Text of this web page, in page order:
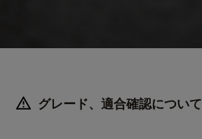
グレード、適合確認について